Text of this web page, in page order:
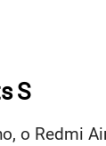
S
o Redmi